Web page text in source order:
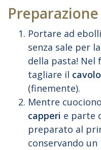
Preparazione
Portare ad
senza sale per
della pasta!
tagliare il
(finemente).
Mentre
capperi e parte
preparato al
conservando